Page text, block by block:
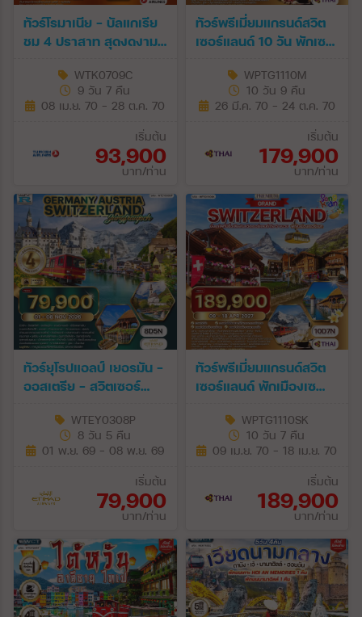
ทัวร์โรมาเนีย - บัลแกเรีย
ชม 4 ปราสาท สุดงดงาม
WTK0709C
9 วัน 7 คืน
08 เม.ย. 70 - 28 ต.ค. 70
เริ่มต้น
93,900
บาท/ท่าน
ทัวร์พรีเมี่ยมแกรนด์สวิต
เซอร์แลนด์ 10 วัน พักเซ
WPTG1110M
10 วัน 9 คืน
26 มี.ค. 70 - 24 ต.ค. 70
เริ่มต้น
179,900
บาท/ท่าน
ทัวร์ยุโรปแอลป์ เยอรมัน -
ออสเตรีย - สวิตเซอร์
NOV 26 WTEY0308P
8 วัน 5 คืน
01 พ.ย. 69 - 08 พ.ย. 69
เริ่มต้น
79,900
บาท/ท่าน
ทัวร์พรีเมี่ยมแกรนด์สวิต
เซอร์แลนด์ พักเมืองเซ
18 APR 27
[SONGKRAN]
WPTG1110SK
10 วัน 7 คืน
09 เม.ย. 70 - 18 เม.ย. 70
เริ่มต้น
189,900
บาท/ท่าน